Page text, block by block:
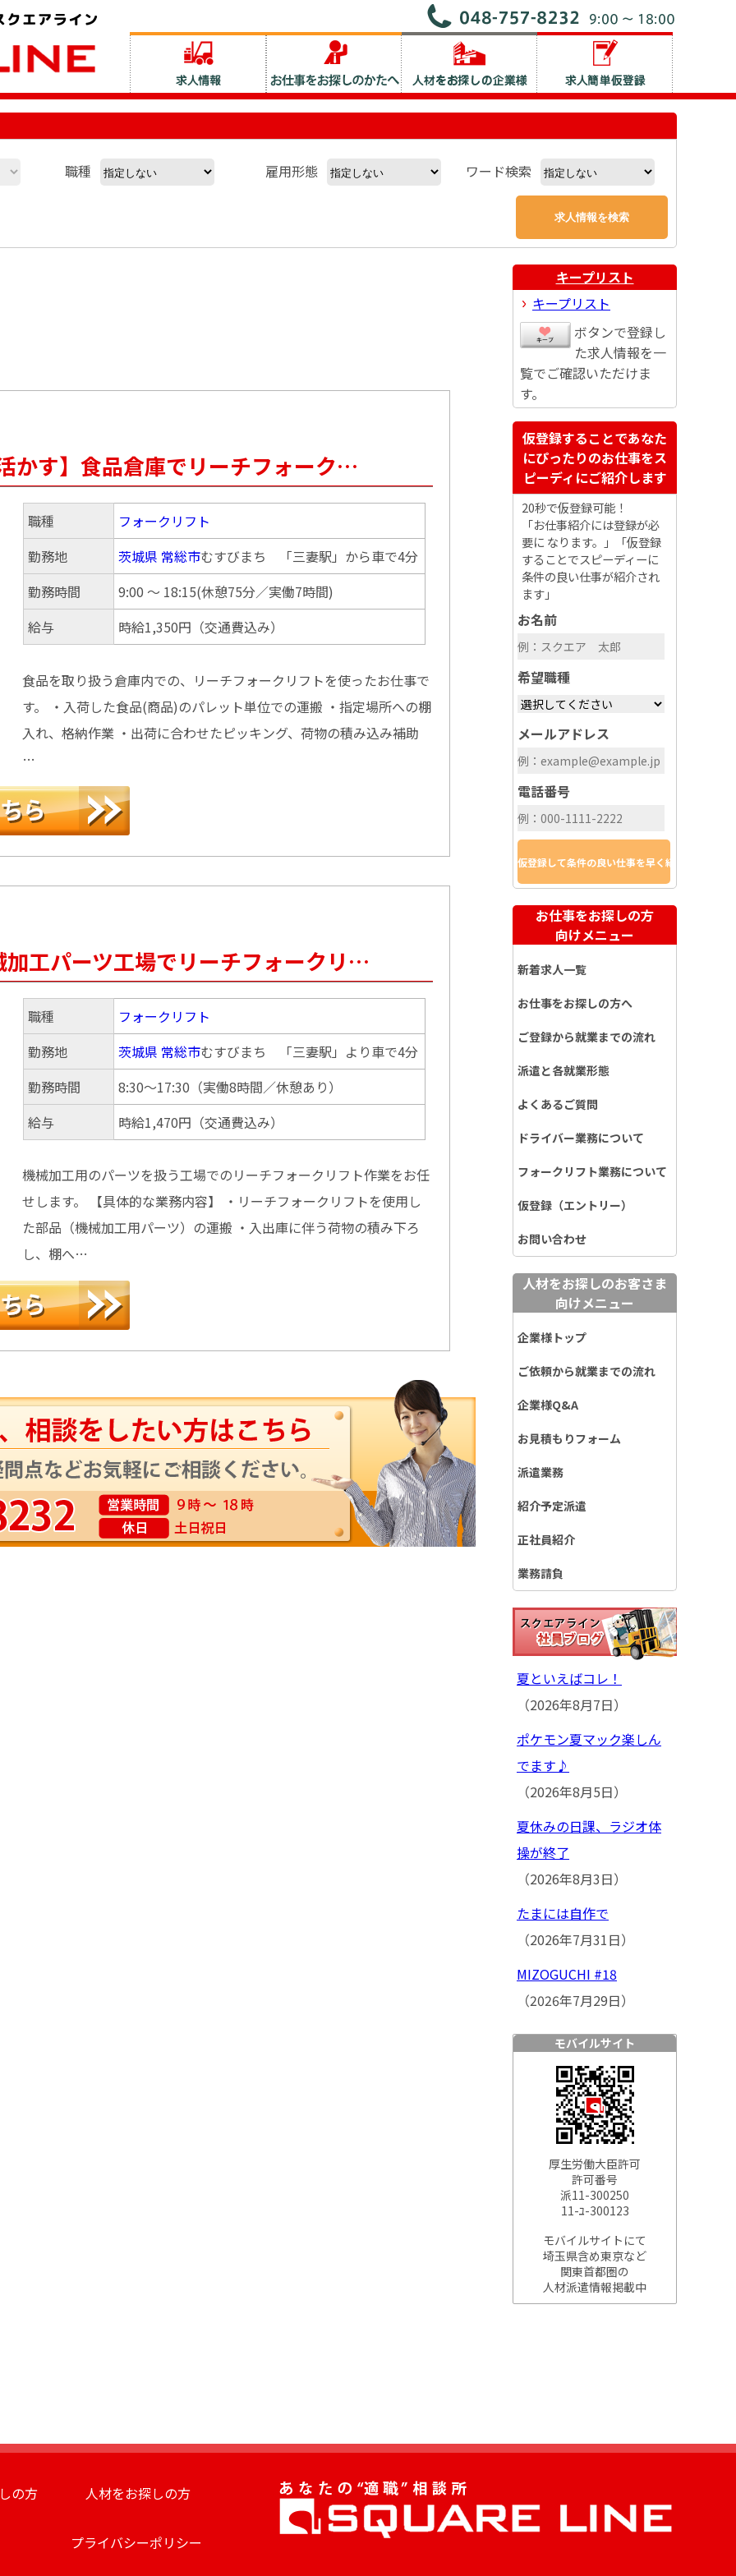
職種 雇用形態 ワード検索
かす】食品倉庫でリーチフォーク…
職種
フォークリフト
勤務地
茨城県 常総市むすびまち 「三妻駅」から車で4分
勤務時間
9:00 ～ 18:15(休憩75分／実働7時間)
給与
時給1,350円（交通費込み）
食品を取り扱う倉庫内での、リーチフォークリフトを使ったお仕事で
す。 ・入荷した食品(商品)のパレット単位での運搬 ・指定場所への棚
入れ、格納作業 ・出荷に合わせたピッキング、荷物の積み込み補助
…
工パーツ工場でリーチフォークリ…
職種
フォークリフト
勤務地
茨城県 常総市むすびまち 「三妻駅」より車で4分
勤務時間
8:30～17:30（実働8時間／休憩あり）
給与
時給1,470円（交通費込み）
機械加工用のパーツを扱う工場でのリーチフォークリフト作業をお任
せします。 【具体的な業務内容】 ・リーチフォークリフトを使用し
た部品（機械加工用パーツ）の運搬 ・入出庫に伴う荷物の積み下ろ
し、棚へ…
キープリスト
キープリスト
ボタンで登録し
た求人情報を一
覧でご確認いただけま
す。
仮登録することであなた
にぴったりのお仕事をス
ピーディにご紹介します
20秒で仮登録可能！
「お仕事紹介には登録が必
要に なります。」「仮登録
することでスピーディーに
条件の良い仕事が紹介され
ます」
お名前
希望職種
メールアドレス
電話番号
お仕事をお探しの方
向けメニュー
新着求人一覧
お仕事をお探しの方へ
ご登録から就業までの流れ
派遣と各就業形態
よくあるご質問
ドライバー業務について
フォークリフト業務について
仮登録（エントリー）
お問い合わせ
人材をお探しのお客さま
向けメニュー
企業様トップ
ご依頼から就業までの流れ
企業様Q&A
お見積もりフォーム
派遣業務
紹介予定派遣
正社員紹介
業務請負
夏といえばコレ！
（2026年8月7日）
ポケモン夏マック楽しん
でます♪
（2026年8月5日）
夏休みの日課、ラジオ体
操が終了
（2026年8月3日）
たまには自作で
（2026年7月31日）
MIZOGUCHI #18
（2026年7月29日）
モバイルサイト
厚生労働大臣許可
許可番号
派11-300250
11-ﾕ-300123
モバイルサイトにて
埼玉県含め東京など
関東首都圏の
人材派遣情報掲載中
の方 人材をお探しの方
プライバシーポリシー